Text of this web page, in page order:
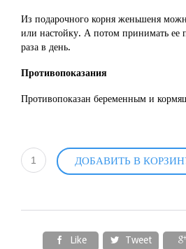
Из подарочного корня женьшеня
или настойку. А потом принимать ее
раза в день.
Противопоказания
Противопоказан беременным и
ДОБАВИТЬ В
 Like  Tweet 